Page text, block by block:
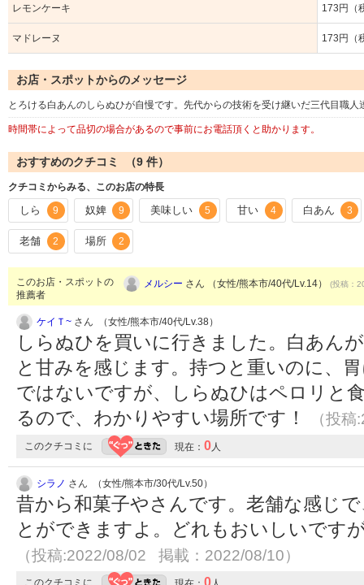
レモンケーキ 173円（
マドレーヌ 173円（
お店・スポットからのメッセージ
とろける白あんのしらぬひが自慢です。先代からの技術を受け継いだ三代目職
時間帯によって品切の場合があるので事前にお電話頂くと助かります。
おすすめのクチコミ （9 件）
クチコミからみる、このお店の特長
しら 9 奴婢 9 美味しい 5 甘い 4 白あん 3
老舗 2 場所 2
このお店・スポットの
推薦者
メルシー さん （女性/熊本市/40代/Lv.14） (投稿：
ケイＴ~ さん （女性/熊本市/40代/Lv.38）
しらぬひを買いに行きました。白あん
と甘みを感じます。持つと重いのに、
ではないですが、しらぬひはペロリと
るので、わかりやすい場所です！
（投
このクチコミに 現在： 0人
シラノ さん （女性/熊本市/30代/Lv.50）
昔から和菓子やさんです。老舗な感じ
とができますよ。どれもおいしいです
（投稿:2022/08/02 掲載：2022/08/10）
このクチコミに